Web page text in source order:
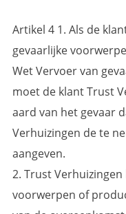
Artikel 4 1. Als de
gevaarlijke
Wet Vervoer van
moet de klant Trust
aard van het gevaar
Verhuizingen de te
aangeven.
2. Trust
voorwerpen of